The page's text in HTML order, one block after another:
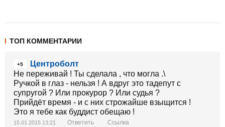
ТОП КОММЕНТАРИИ
+5
Центроболт
Не переживай ! Ты сделала , что могла .\
Ручкой в глаз - нельзя ! А вдруг это тадепут с
супругой ? Или прокурор ? Или судья ?
Прийдёт время - и с них строжайше взыщится !
Это я тебе как буддист обещаю !
15.01.2015 13:21 Ответить Ссылка